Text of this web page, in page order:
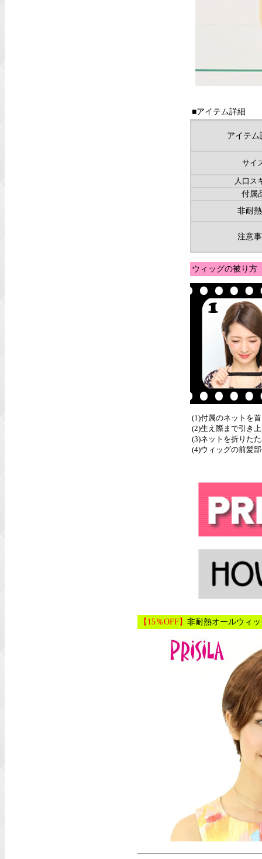
■アイテム詳細
アイテ
サイ
人口ス
付属
非耐
注意
ウィッグの被り方
(1)付属のネットを
(2)生え際まで引き
(3)ネットを折りた
(4)ウィッグの前髪
【15％OFF】 非耐熱オールウィ